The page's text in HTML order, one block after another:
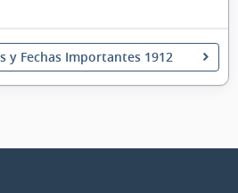
y Fechas Importantes 1912